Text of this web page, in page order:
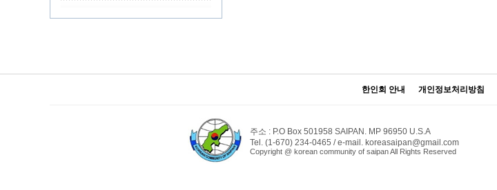
한인회 안내 개인정보처리방침
주소 : P.O Box 501958 SAIPAN. MP 96950 U.S.A
Tel. (1-670) 234-0465 / e-mail. koreasaipan@gmail.com
Copyright @ korean community of saipan All Rights Reserved